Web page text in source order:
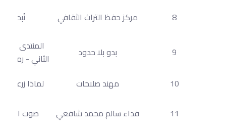
8 مركز حفظ التراث الثقافي نُبحر
9 بدو بلا حدود
المنتدى
الثاني - رموز
10
مهند صلاحات
لماذا زرعنا
11
فداء سالم محمد شافعي صوت النساء